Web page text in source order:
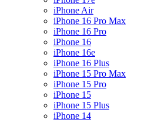
iPhone Air
iPhone 16 Pro Max
iPhone 16 Pro
iPhone 16
iPhone 16e
iPhone 16 Plus
iPhone 15 Pro Max
iPhone 15 Pro
iPhone 15
iPhone 15 Plus
iPhone 14